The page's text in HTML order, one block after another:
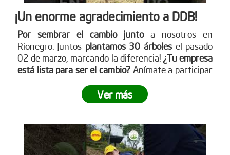
¡Un enorme agradecimiento a DDB!
Por sembrar el cambio juntoa nosotros en
Rionegro. Juntos plantamos 30 árboles el pasado
02 de marzo, marcando la diferencia!¿Tu empresa
está lista para ser el cambio? Anímate a participar
información sobre cómo puedes unirte, visita
nuestro sitio web www.reddearboles.org
Ver más